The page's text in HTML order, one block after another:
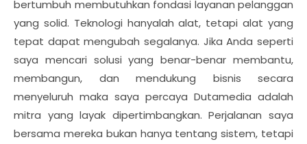
bertumbuh membutuhkan fondasi layanan pelanggan
yang solid. Teknologi hanyalah alat, tetapi alat yang
tepat dapat mengubah segalanya. Jika Anda seperti
saya mencari solusi yang benar-benar membantu,
membangun, dan mendukung bisnis secara
menyeluruh maka saya percaya Dutamedia adalah
mitra yang layak dipertimbangkan. Perjalanan saya
bersama mereka bukan hanya tentang sistem, tetapi